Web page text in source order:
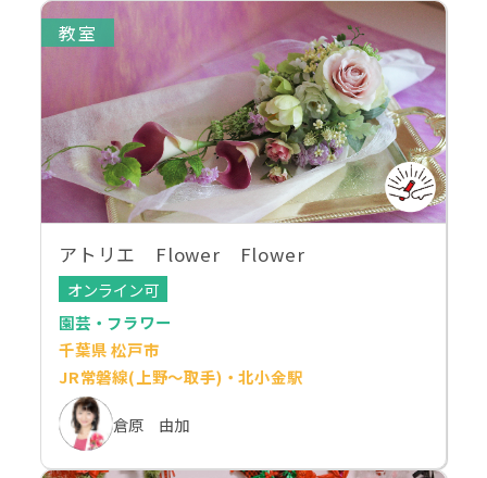
教室
アトリエ Flower Flower
オンライン可
園芸・フラワー
千葉県 松戸市
JR常磐線(上野～取手)・北小金駅
倉原 由加